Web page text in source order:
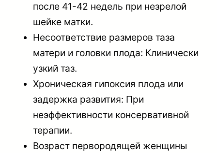
после 41-42 недель при незрелой
шейке матки.
Несоответствие размеров таза
матери и головки плода: Клинически
узкий таз.
Хроническая гипоксия плода или
задержка развития: При
неэффективности консервативной
терапии.
Возраст первородящей женщины